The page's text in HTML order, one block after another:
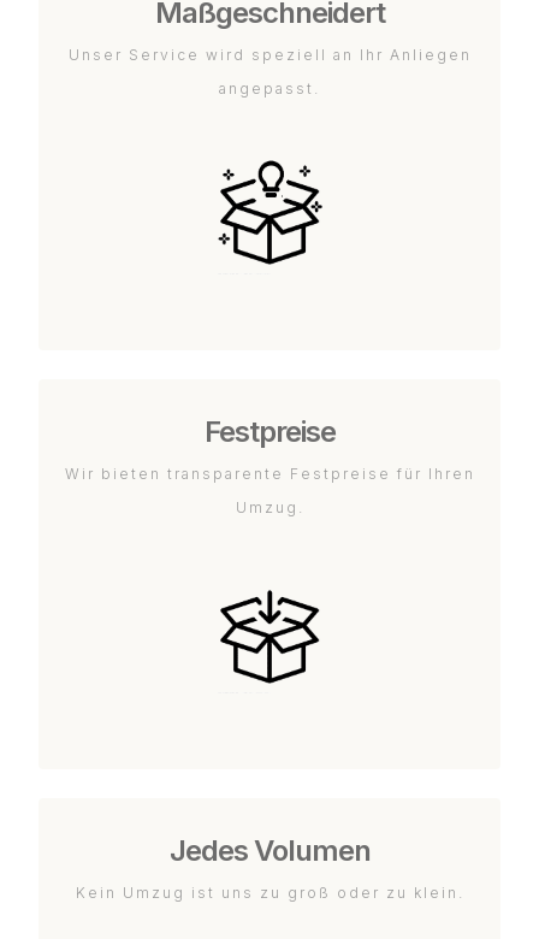
Maßgeschneidert
Unser Service wird speziell an Ihr Anliegen
angepasst.
Festpreise
Wir bieten transparente Festpreise für Ihren
Umzug.
Jedes Volumen
Kein Umzug ist uns zu groß oder zu klein.